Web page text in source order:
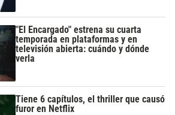
"El Encargado" estrena su cuarta
temporada en plataformas y en
televisión abierta: cuándo y dónde
verla
Tiene 6 capítulos, el thriller que causó
furor en Netflix